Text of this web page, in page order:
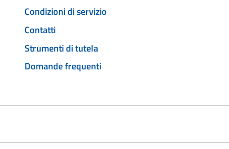
Condizioni di servizio
Contatti
Strumenti di tutela
Domande frequenti